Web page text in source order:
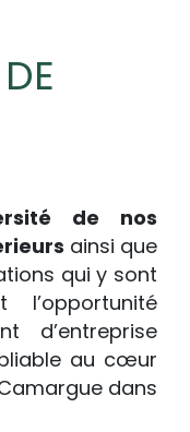
de nos
ainsi que
qui y sont
l’opportunité
d’entreprise
au cœur
dans